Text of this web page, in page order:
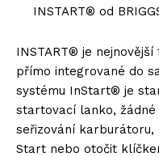
INSTART® od
INSTART® je
přímo integrované do
systému InStart® je
startovací lanko,
seřizování
Start nebo otočit